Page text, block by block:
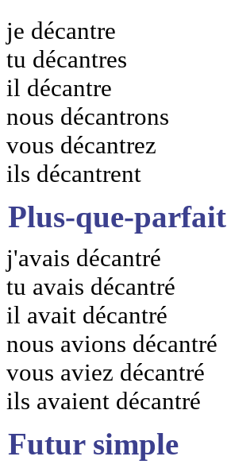
je décantre
tu décantres
il décantre
nous décantrons
vous décantrez
ils décantrent
Plus-que-parfait
j'avais décantré
tu avais décantré
il avait décantré
nous avions décantré
vous aviez décantré
ils avaient décantré
Futur simple